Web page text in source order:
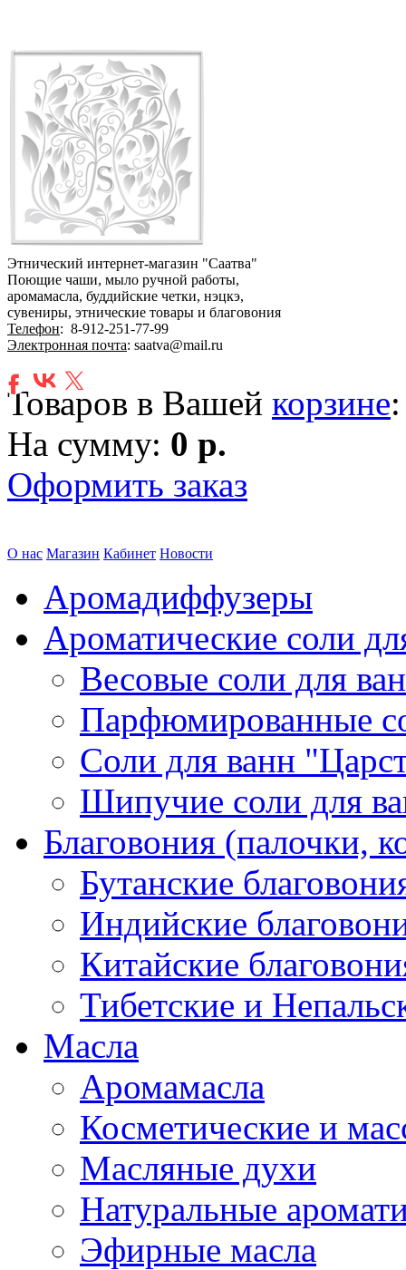
Этнический интернет-магазин "Саатва"
Поющие чаши, мыло ручной работы,
аромамасла, буддийские четки, нэцкэ,
сувениры, этнические товары и благовония
Телефон: 8-912-251-77-99
Электронная почта: saatva@mail.ru
Товаров в Вашей корзине
На сумму: 0 р.
Оформить заказ
О нас Магазин Кабинет Новости
Аромадиффузеры
Ароматические соли
Весовые соли для
Парфюмированные
Соли для ванн
Шипучие соли для
Благовония (палочки,
Бутанские
Индийские
Китайские
Тибетские и
Масла
Аромамасла
Косметические и
Масляные духи
Натуральные
Эфирные масла